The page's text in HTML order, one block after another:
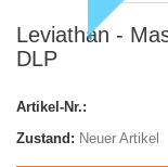
Leviathan -
DLP
Artikel-Nr.:
Zustand: Neuer Artikel